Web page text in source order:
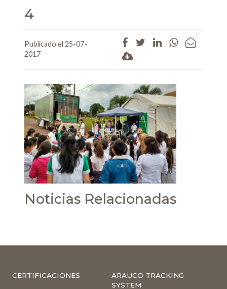
4
Publicado el 25-07-
2017
Noticias Relacionadas
CERTIFICACIONES
ARAUCO TRACKING
SYSTEM